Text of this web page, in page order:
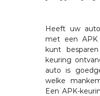
Heeft uw
met een APK
kunt
keuring
auto is
welke
Een APK-